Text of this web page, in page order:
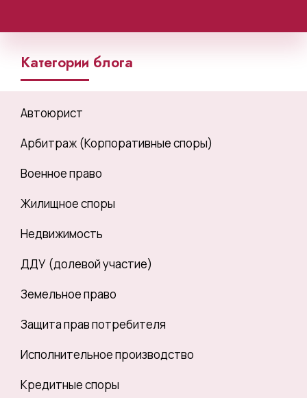
Категории блога
Автоюрист
Арбитраж (Корпоративные споры)
Военное право
Жилищное споры
Недвижимость
ДДУ (долевой участие)
Земельное право
Защита прав потребителя
Исполнительное производство
Кредитные споры